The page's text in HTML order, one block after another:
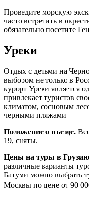
Проведите морскую
часто встретить в
обязательно посетите
Уреки
Отдых с детьми на
выбором не только в
курорт Уреки является
привлекает туристов
климатом, сосновым
черными пляжами.
Положение о въезде.
19, сняты.
Цены на туры в Грузию
различные варианты
Батуми можно выбрать
Москвы по цене от 90